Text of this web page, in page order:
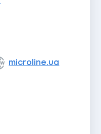
microline.ua